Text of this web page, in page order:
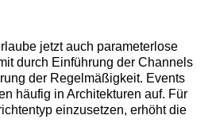
jetzt auch parameterlose
durch Einführung der Channels
der Regelmäßigkeit. Events
häufig in Architekturen auf. Für
einzusetzen, erhöht die